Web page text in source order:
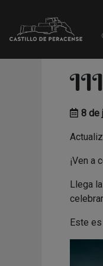
content
III
8 de
¡Ven a
Llega
Este